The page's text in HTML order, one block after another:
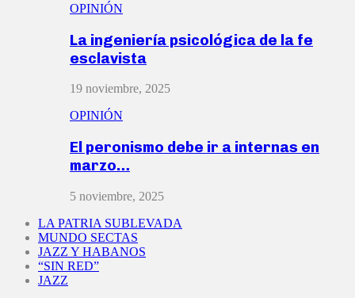
OPINIÓN
La ingeniería psicológica de la fe
esclavista
19 noviembre, 2025
OPINIÓN
El peronismo debe ir a internas en
marzo…
5 noviembre, 2025
LA PATRIA SUBLEVADA
MUNDO SECTAS
JAZZ Y HABANOS
“SIN RED”
JAZZ